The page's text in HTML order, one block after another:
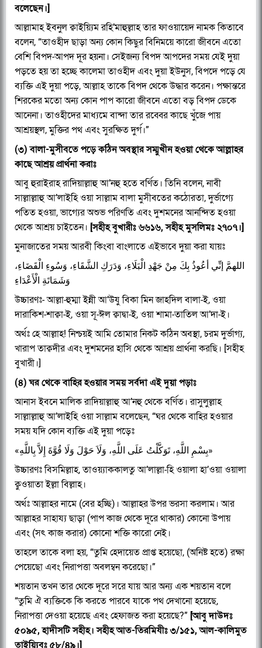
বলেছেন।]
আল্লামাহ ইবনুল ক্বাইয়্যিম রহি’মাহুল্লাহ তার ফাওয়ায়েদ নামক কিতাবে
বলেন, “তাওহীদ ছাড়া অন্য কোন কিছুর বিনিময়ে কারো জীবনে এতো
বেশি বিপদ-আপদ দূর হয়না। সেইজন্য বিপদ আপদের সময় যেই দুয়া
পড়তে হয় তা হচ্ছে কালেমা তাওহীদ এবং দুয়া ইউনুস, বিপদে পড়ে যে
ব্যক্তি এই দুয়া পড়ে, আল্লাহ তাকে বিপদ থেকে উদ্ধার করেন। পক্ষান্তরে
শিরকের মতো অন্য কোন পাপ কারো জীবনে এতো বড় বিপদ ডেকে
আনেনা। তাওহীদের মাধ্যমে বান্দা তার রব্বের কাছে খুঁজে পায়
আশ্রয়স্থল, মুক্তির পথ এবং সুরক্ষিত দুর্গ।”
(৩) বালা-মুসীবতে পড়ে কঠিন অবস্থার সম্মুখীন হওয়া থেকে আল্লাহর
কাছে আশ্রয় প্রার্থনা করাঃ
আবু হুরাইরাহ রাদিয়াল্লাহু আ’নহু হতে বর্ণিত। তিনি বলেন, নাবী
সাল্লাল্লাহু আ’লাইহি ওয়া সাল্লাম বালা মুসীবতের কঠোরতা, দুর্ভাগ্যে
পতিত হওয়া, ভাগ্যের অশুভ পরিণতি এবং দুশমনের আনন্দিত হওয়া
থেকে আশ্রয় চাইতেন। [সহীহ বুখারীঃ ৬৬১৬, সহীহ মুসলিমঃ ২৭০৭।]
মুনাজাতের সময় আরবী কিংবা বাংলাতে এইভাবে দুয়া করা যায়ঃ
اللهمَّ إنِّي أعُوذُ بِكَ مِنْ جَهْدِ الْبَلَاءِ، وَدَرَكِ الشَّقَاءِ، وَسُوءِ الْقَضَاءِ،
وَشَمَاتَةِ الْأَعْدَاءِ
উচ্চারণঃ- আল্লা-হুম্মা ইন্নী আ’উযু বিকা মিন জাহদিল বালা-ই, ওয়া
দারাকিশ-শাক্বা-ই, ওয়া সূ-ঈল ক্বাদ্বা-ই, ওয়া শামা-তাতিল আ’দা-ই।
অর্থঃ হে আল্লাহ! নিশ্চয়ই আমি তোমার নিকট কঠিন অবস্থা, চরম দুর্ভাগ্য,
খারাপ তাক্বদীর এবং দুশমনের হাসি থেকে আশ্রয় প্রার্থনা করছি। [সহীহ
বুখারী।]
(৪) ঘর থেকে বাহির হওয়ার সময় সর্বদা এই দুয়া পড়াঃ
আনাস ইবনে মালিক রাদিয়াল্লাহু আ’নহু থেকে বর্ণিত। রাসুলুল্লাহ
সাল্লাল্লাহু আ’লাইহি ওয়া সাল্লাম বলেছেন, “ঘর থেকে বাহির হওয়ার
সময় যদি কোন ব্যক্তি এই দুয়া পড়েঃ
«بِسْمِ اللَّهِ، تَوَكَّلْتُ عَلَى اللَّهِ، وَلَاَ حَوْلَ وَلَا قُوَّةَ إِلاَّ بِاللَّهِ»
উচ্চারণঃ বিসমিল্লাহ, তাওয়্যাককালতু আ’লাল্লা-হি ওয়ালা হা’ওয়া ওয়ালা
ক্বুওয়াতা ইল্লা বিল্লাহ।
অর্থঃ আল্লাহর নামে (বের হচ্ছি)। আল্লাহর উপর ভরসা করলাম। আর
আল্লাহর সাহায্য ছাড়া (পাপ কাজ থেকে দূরে থাকার) কোনো উপায়
এবং (সৎ কাজ করার) কোনো শক্তি কারো নেই।
তাহলে তাকে বলা হয়, “তুমি হেদায়েত প্রাপ্ত হয়েছো, (অনিষ্ট হতে) রক্ষা
পেয়েছো এবং নিরাপত্তা অবলম্বন করেছো।”
শয়তান তখন তার থেকে দূরে সরে যায় আর অন্য এক শয়তান বলে
“তুমি ঐ ব্যক্তিকে কি করতে পারবে যাকে পথ দেখানো হয়েছে,
নিরাপত্তা দেওয়া হয়েছে এবং হেফাজত করা হয়েছে?” [আবু দাউদঃ
৫০৯৫, হাদীসটি সহীহ। সহীহ আত-তিরমিযীঃ ৩/১৫১, আল-কালিমুত
তাইয়্যিবঃ ৫৮/৪৯।]